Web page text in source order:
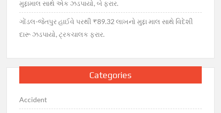
મુદ્દામાલ સાથે એક ઝડપાયો, બે ફરાર.
ગોંડલ-જેતપુર હાઈવે પરથી ₹89.32 લાખનો મુદ્દા માલ સાથે વિદેશી
દારૂ ઝડપાયો, ટ્રકચાલક ફરાર.
Categories
Accident